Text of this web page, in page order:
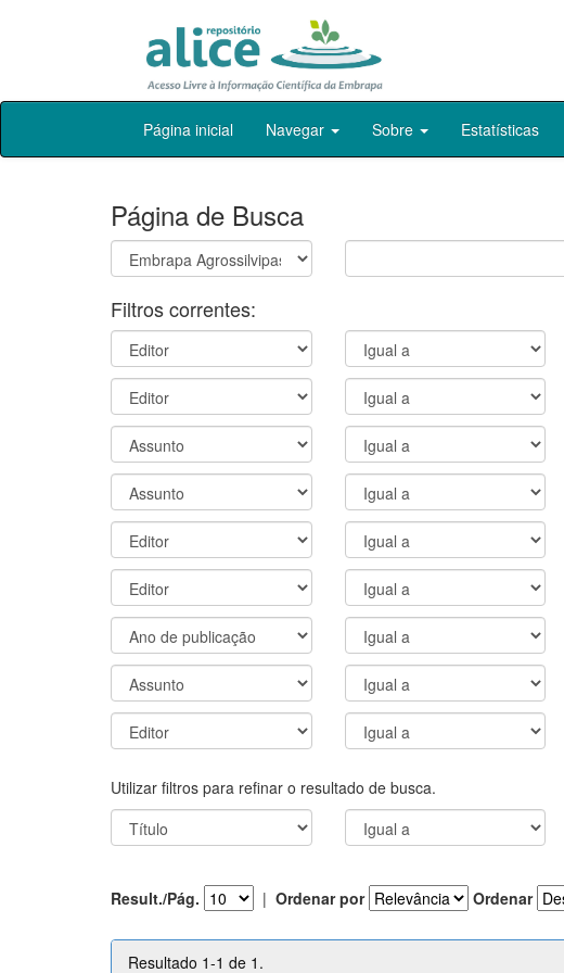
Skip
Página inicial Navegar Sobre Estatísticas
Página de Busca
Filtros correntes:
Utilizar filtros para refinar o resultado de busca.
Result./Pág. | Ordenar por Ordenar
Resultado 1-1 de 1.